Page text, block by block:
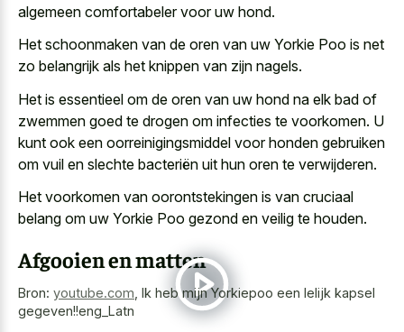
algemeen comfortabeler voor uw hond.
Het schoonmaken van de oren van uw Yorkie Poo is net
zo belangrijk als het knippen van zijn nagels.
Het is essentieel om de oren van uw hond na elk bad of
zwemmen goed te drogen om infecties te voorkomen. U
kunt ook een oorreinigingsmiddel voor honden gebruiken
om vuil en slechte bacteriën uit hun oren te verwijderen.
Het voorkomen van oorontstekingen is van cruciaal
belang om uw Yorkie Poo gezond en veilig te houden.
Afgooien en matten
Bron: youtube.com Ik heb mijn Yorkiepoo een lelijk kapsel
gegeven!!eng_Latn